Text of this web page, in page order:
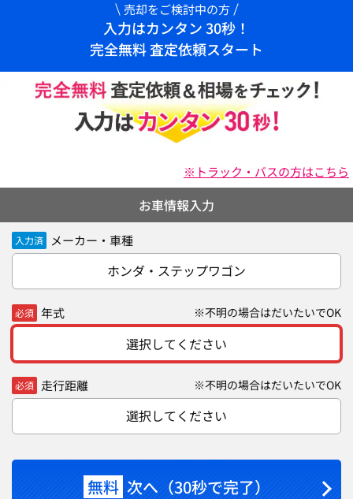
売却をご検討中の方
入力はカンタン 30秒！
完全無料 査定依頼スタート
※トラック・バスの方はこちら
お車情報入力
入力済 メーカー・車種
ホンダ・ステップワゴン
必須 年式 ※不明の場合はだいたいでOK
選択してください
必須 走行距離 ※不明の場合はだいたいでOK
選択してください
無料 次へ（30秒で完了）